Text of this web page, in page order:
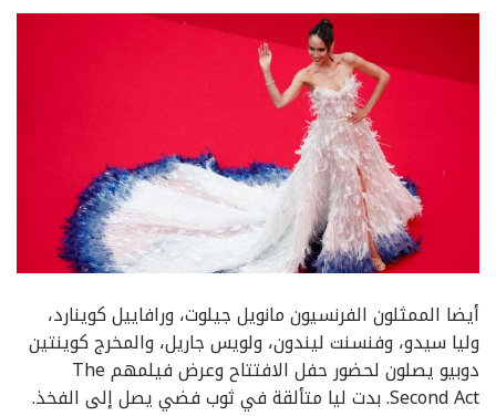
أيضا الممثلون الفرنسيون مانويل جيلوت، ورافاييل كوينارد،
وليا سيدو، وفنسنت ليندون، ولويس جاريل، والمخرج كوينتين
دوبيو يصلون لحضور حفل الافتتاح وعرض فيلمهم The
Second Act. بدت ليا متألقة في ثوب فضي يصل إلى الفخذ.